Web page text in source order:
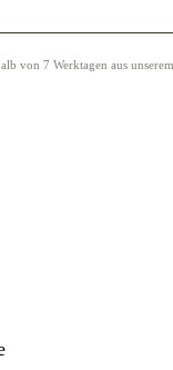
von 7 Werktagen aus